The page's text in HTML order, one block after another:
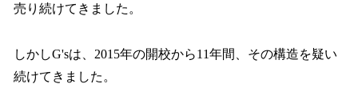
売り続けてきました。
しかしG'sは、2015年の開校から11年間、その構造を疑い
続けてきました。